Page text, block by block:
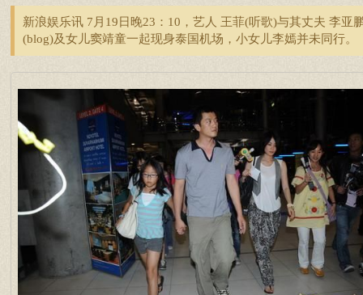
新浪娱乐讯 7月19日晚23：10，艺人 王菲(听歌)与其丈夫 李亚
(blog)及女儿窦靖童一起现身泰国机场，小女儿李嫣并未同行。